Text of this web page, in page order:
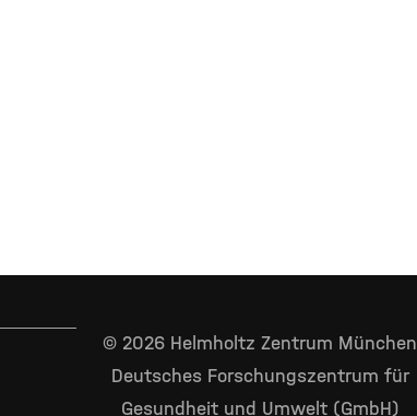
© 2026 Helmholtz Zentrum München
Deutsches Forschungszentrum für
Gesundheit und Umwelt (GmbH)